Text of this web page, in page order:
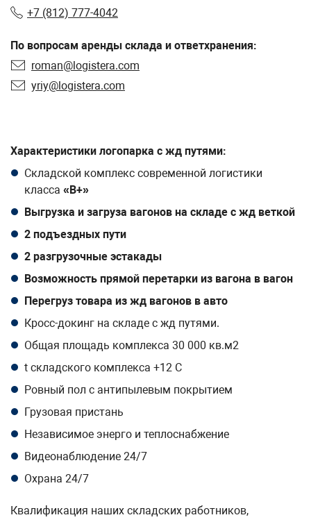
+7 (812) 777-4042
По вопросам аренды склада и ответхранения:
roman@logistera.com
yriy@logistera.com
Характеристики логопарка с жд путями:
Складской комплекс современной логистики
класса «B+»
Выгрузка и загруза вагонов на складе с жд веткой
2 подъездных пути
2 разгрузочные эстакады
Возможность прямой перетарки из вагона в вагон
Перегруз товара из жд вагонов в авто
Кросс-докинг на складе с жд путями.
Общая площадь комплекса 30 000 кв.м2
t складского комплекса +12 С
Ровный пол с антипылевым покрытием
Грузовая пристань
Независимое энерго и теплоснабжение
Видеонаблюдение 24/7
Охрана 24/7
Квалификация наших складских работников,